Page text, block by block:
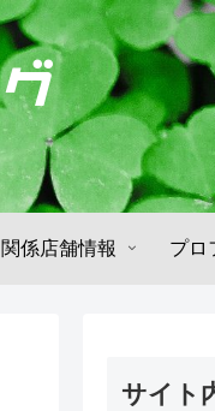
係店舗情報 プロ
サイト